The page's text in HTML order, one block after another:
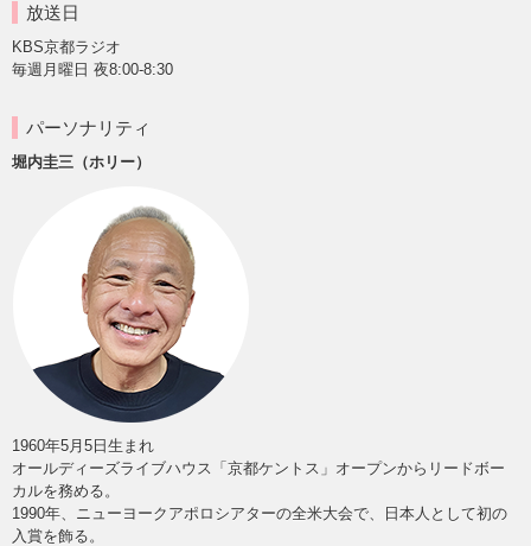
放送日
KBS京都ラジオ
毎週月曜日 夜8:00-8:30
パーソナリティ
堀内圭三（ホリー）
1960年5月5日生まれ
オールディーズライブハウス「京都ケントス」オープンからリードボー
カルを務める。
1990年、ニューヨークアポロシアターの全米大会で、日本人として初の
入賞を飾る。